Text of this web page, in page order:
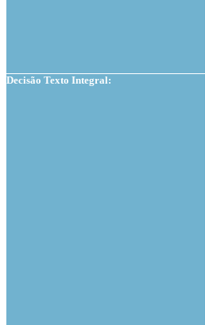
Decisão Texto Integral: